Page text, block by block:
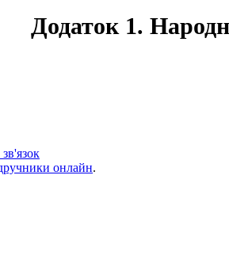
Додаток 1.
онлайн.